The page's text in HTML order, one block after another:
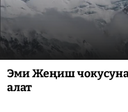
Эми Жеңиш чокусуна
алат